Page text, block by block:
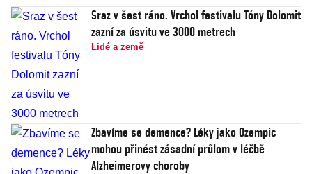
Sraz v šest ráno. Vrchol festivalu Tóny Dolomit
zazní za úsvitu ve 3000 metrech
Lidé a země
Zbavíme se demence? Léky jako Ozempic
mohou přinést zásadní průlom v léčbě
Alzheimerovy choroby